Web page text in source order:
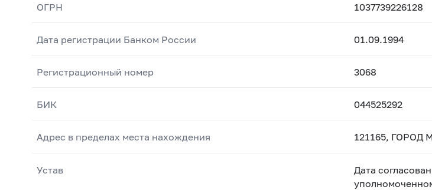
ОГРН 1037739226128
Дата регистрации Банком России 01.09.1994
Регистрационный номер 3068
БИК 044525292
Адрес в пределах места нахождения 121165,
Устав
Дата